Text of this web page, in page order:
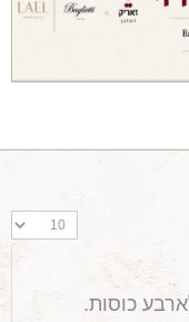
כוסות.